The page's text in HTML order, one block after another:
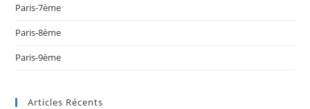
Paris-7ème
Paris-8ème
Paris-9ème
Articles Récents